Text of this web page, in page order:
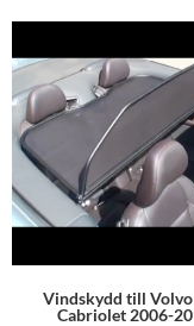
Vindskydd till Volvo
Cabriolet 2006-